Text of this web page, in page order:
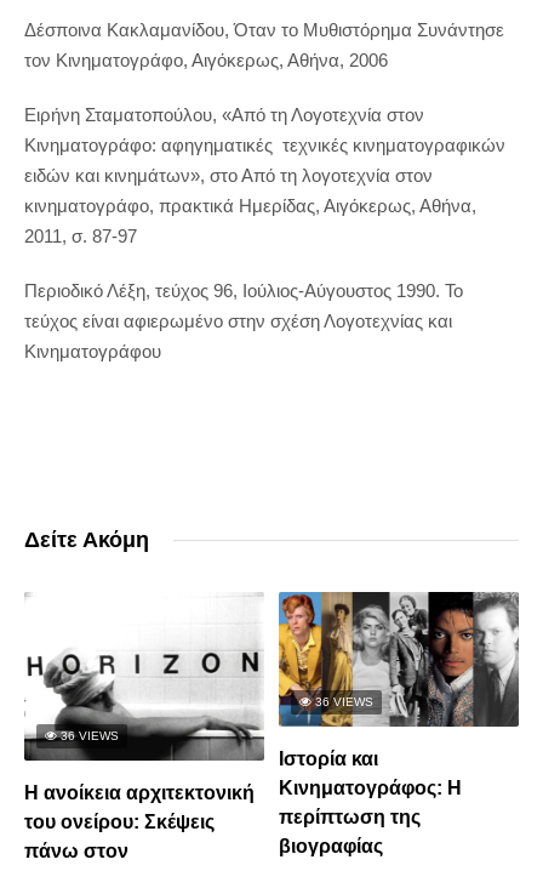
Δέσποινα Κακλαμανίδου, Όταν το Μυθιστόρημα Συνάντησε
τον Κινηματογράφο, Αιγόκερως, Αθήνα, 2006
Ειρήνη Σταματοπούλου, «Από τη Λογοτεχνία στον
Κινηματογράφο: αφηγηματικές τεχνικές κινηματογραφικών
ειδών και κινημάτων», στο Από τη λογοτεχνία στον
κινηματογράφο, πρακτικά Ημερίδας, Αιγόκερως, Αθήνα,
2011, σ. 87-97
Περιοδικό Λέξη, τεύχος 96, Ιούλιος-Αύγουστος 1990. Το
τεύχος είναι αφιερωμένο στην σχέση Λογοτεχνίας και
Κινηματογράφου
Δείτε Ακόμη
36 VIEWS
Η ανοίκεια αρχιτεκτονική
του ονείρου: Σκέψεις
πάνω στον
36 VIEWS
Iστορία και
Κινηματογράφος: Η
περίπτωση της
βιογραφίας